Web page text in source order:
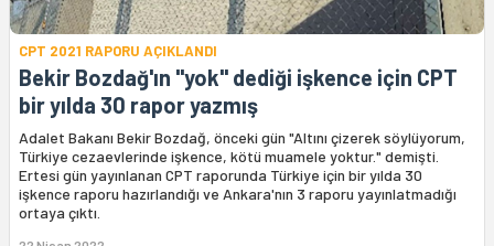
CPT 2021 RAPORU AÇIKLANDI
Bekir Bozdağ'ın "yok" dediği işkence için CPT
bir yılda 30 rapor yazmış
Adalet Bakanı Bekir Bozdağ, önceki gün "Altını çizerek söylüyorum,
Türkiye cezaevlerinde işkence, kötü muamele yoktur." demişti.
Ertesi gün yayınlanan CPT raporunda Türkiye için bir yılda 30
işkence raporu hazırlandığı ve Ankara'nın 3 raporu yayınlatmadığı
ortaya çıktı.